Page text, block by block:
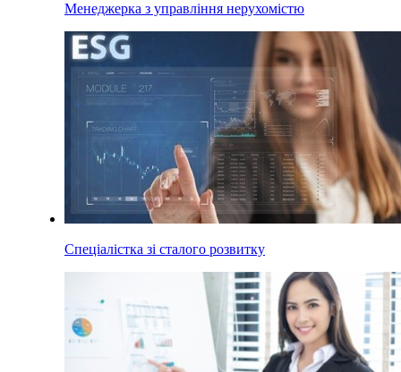
Менеджерка з управління нерухомістю
Спеціалістка зі сталого розвитку